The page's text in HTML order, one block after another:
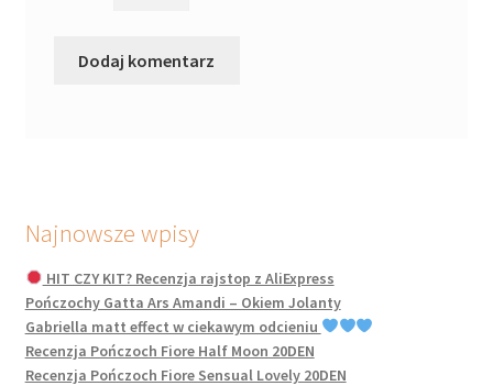
Najnowsze wpisy
HIT CZY KIT? Recenzja rajstop z AliExpress
Pończochy Gatta Ars Amandi – Okiem Jolanty
Gabriella matt effect w ciekawym odcieniu
Recenzja Pończoch Fiore Half Moon 20DEN
Recenzja Pończoch Fiore Sensual Lovely 20DEN